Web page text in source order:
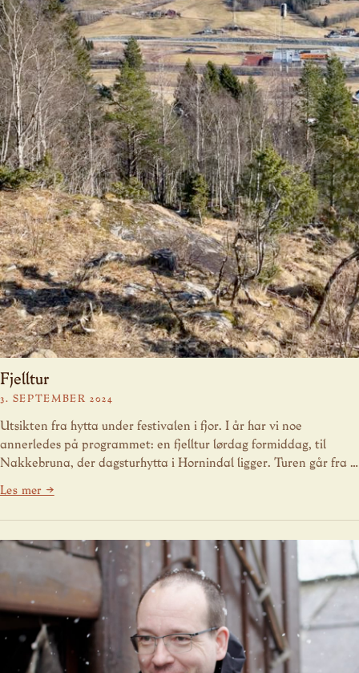
Fjelltur
3. SEPTEMBER 2024
Utsikten fra hytta under festivalen i fjor. I år har vi noe
annerledes på programmet: en fjelltur lørdag formiddag, til
Nakkebruna, der dagsturhytta i Hornindal ligger. Turen går fra …
Les mer →